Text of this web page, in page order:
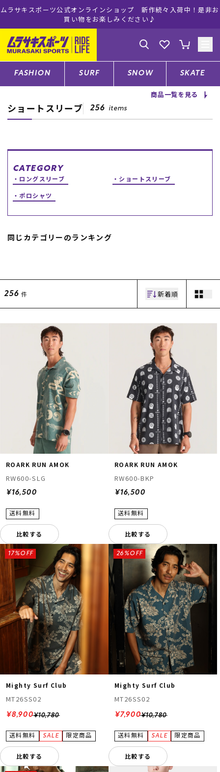
ラサキスポーツ公式オンラインショップ 新作続々入荷中！是非お
買い物をお楽しみください♪
ゲスト様
ログイン 会員登録
店舗一覧
CATEGORY
ファッションTOP
スノーTOP
ブランド一覧
RIDE LIFE MAGAZINE一
スタッフスナップ
中古/アウトレット サー
中古/アウトレット スノ
ご利用ガイド
店頭受取サービス
ギフトラッピング
アフターサポート
下取り保証について
よくある質問
店舗一覧
お問い合わせ
ニュース
ムラサキスポーツ 公式アプリ
ポイント・クーポンもこのアプリで！
FASHION SURF SNOW SKATE
商品一覧を見る
ショートスリーブ 256 items
CATEGORY
ロングスリーブ
ショートスリーブ
ポロシャツ
同じカテゴリーのランキング
256 件 新着順
ROARK RUN AMOK
RW600-SLG
¥16,500
比較する
ROARK RUN AMOK
RW600-BKP
¥16,500
比較する
Mighty Surf Club
MT26SS02
¥10,780
17%OFF
¥8,900
比較する
Mighty Surf Club
MT26SS02
¥10,780
26%OFF
¥7,900
比較する